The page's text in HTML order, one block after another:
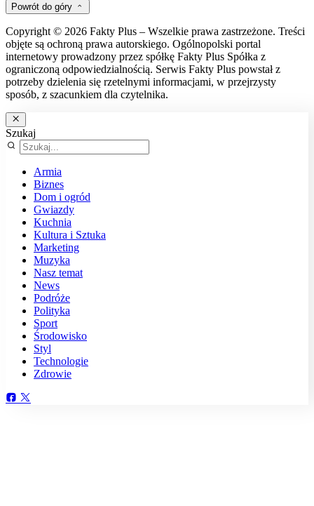
Powrót do góry
Copyright © 2026 Fakty Plus – Wszelkie prawa zastrzeżone. Treści
objęte są ochroną prawa autorskiego. Ogólnopolski portal
internetowy prowadzony przez spółkę Fakty Plus Spółka z
ograniczoną odpowiedzialnością. Serwis Fakty Plus powstał z
potrzeby dzielenia się rzetelnymi informacjami, w przejrzysty
sposób, z szacunkiem dla czytelnika.
Szukaj
Armia
Biznes
Dom i ogród
Gwiazdy
Kuchnia
Kultura i Sztuka
Marketing
Muzyka
Nasz temat
News
Podróże
Polityka
Sport
Środowisko
Styl
Technologie
Zdrowie